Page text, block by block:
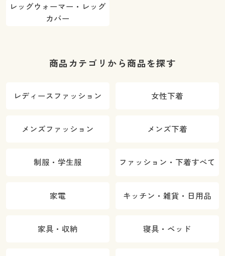
レッグウォーマー・レッグ
カバー
商品カテゴリから商品を探す
レディースファッション 女性下着
メンズファッション メンズ下着
制服・学生服 ファッション・下着すべて
家電 キッチン・雑貨・日用品
家具・収納 寝具・ベッド